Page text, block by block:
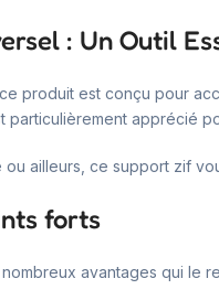
: Un Outil
produit est conçu pour
particulièrement apprécié
ailleurs, ce support zif
forts
avantages qui le